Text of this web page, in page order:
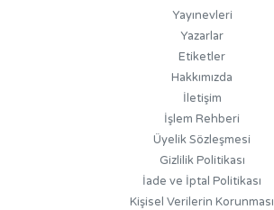
Yayınevleri
Yazarlar
Etiketler
Hakkımızda
İletişim
İşlem Rehberi
Üyelik Sözleşmesi
Gizlilik Politikası
İade ve İptal Politikası
Kişisel Verilerin Korunması